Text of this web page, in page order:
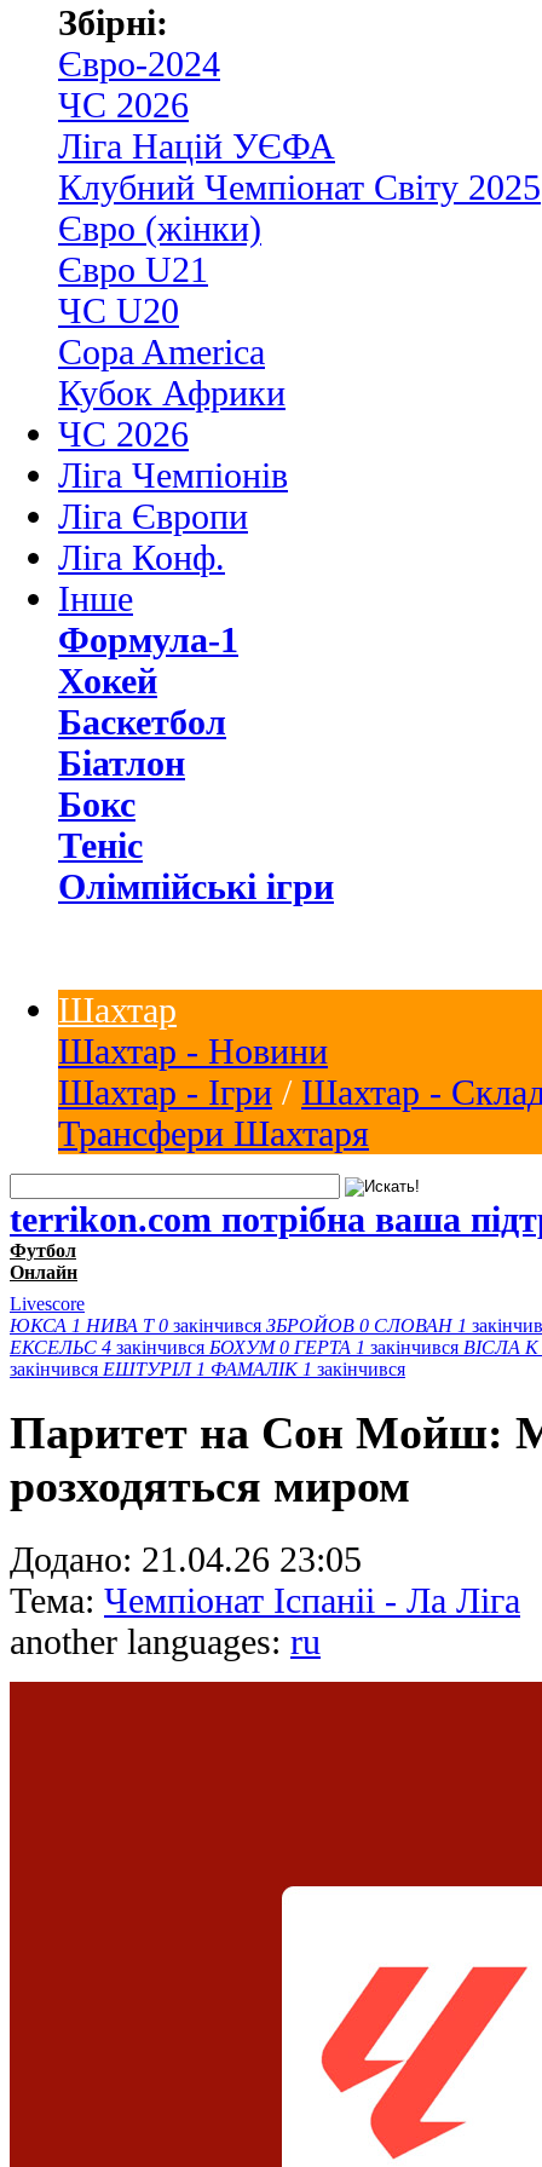
Збірні:
Євро-2024
ЧС 2026
Ліга Націй УЄФА
Клубний Чемпіонат Світу 2025
Євро (жінки)
Євро U21
ЧС U20
Copa America
Кубок Африки
ЧС 2026
Ліга Чемпіонів
Ліга Європи
Ліга Конф.
Інше
Формула-1
Хокей
Баскетбол
Біатлон
Бокс
Теніс
Олімпійські ігри
Шахтар
Шахтар - Новини
Шахтар - Ігри / Шахтар -
Трансфери Шахтаря
terrikon.com потрібна ваша
Футбол
Онлайн
Livescore
ЮКСА 1 НИВА Т 0 закінчився ЗБРОЙОВ 0 СЛОВАН 1
ЕКСЕЛЬС 4 закінчився БОХУМ 0 ГЕРТА 1 закінчився ВІСЛА K
закінчився ЕШТУРІЛ 1 ФАМАЛІК 1 закінчився
Паритет на Сон Мойш:
розходяться миром
Додано: 21.04.26 23:05
Тема: Чемпіонат Іспаніі - Ла Ліга
another languages: ru